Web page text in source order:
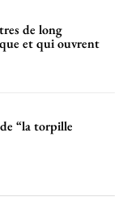
de long
et qui ouvrent
“la torpille